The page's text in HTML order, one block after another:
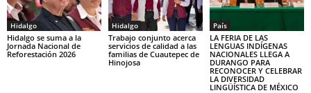
Hidalgo
Hidalgo se suma a la
Jornada Nacional de
Reforestación 2026
Hidalgo
Trabajo conjunto acerca
servicios de calidad a las
familias de Cuautepec de
Hinojosa
País
LA FERIA DE LAS
LENGUAS INDÍGENAS
NACIONALES LLEGA A
DURANGO PARA
RECONOCER Y CELEBRAR
LA DIVERSIDAD
LINGÜÍSTICA DE MÉXICO